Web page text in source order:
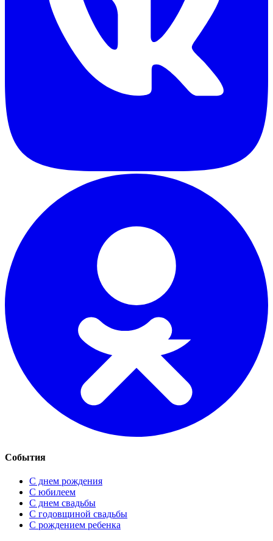
События
С днем рождения
С юбилеем
С днем свадьбы
С годовщиной свадьбы
С рождением ребенка